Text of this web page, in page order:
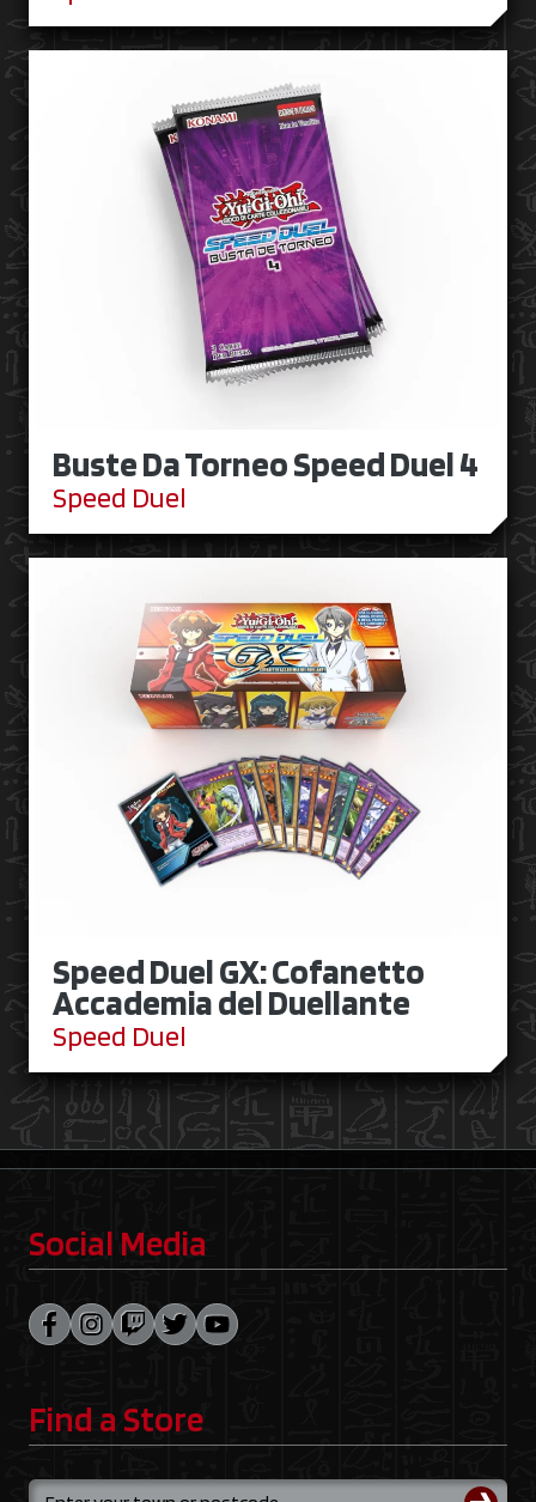
Buste Da Torneo Speed Duel 4
Speed Duel
Speed Duel GX: Cofanetto
Accademia del Duellante
Speed Duel
Social Media
Find a Store